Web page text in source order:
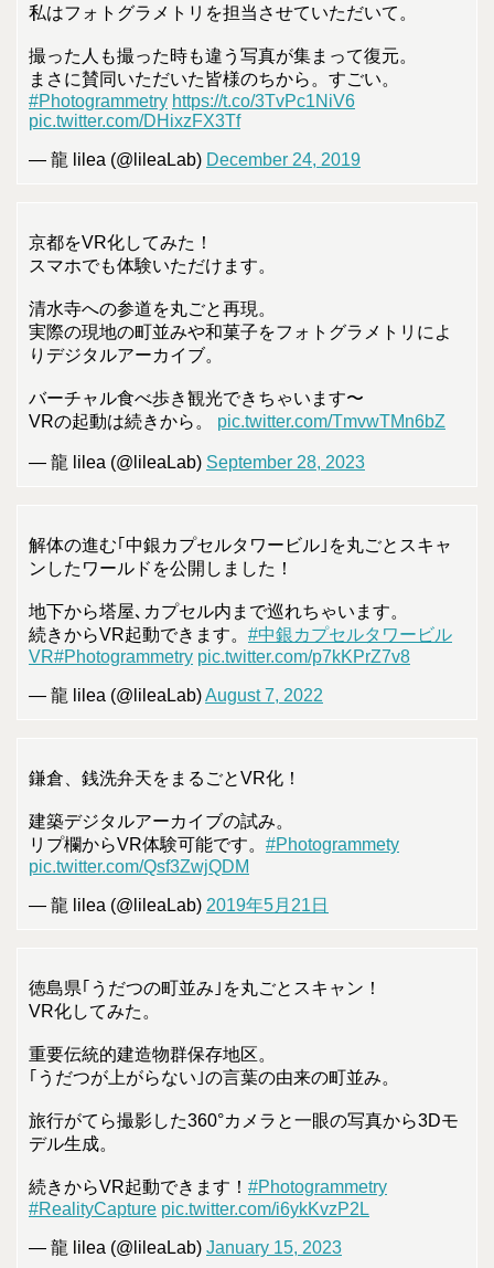
私はフォトグラメトリを担当させていただいて。
撮った人も撮った時も違う写真が集まって復元。
まさに賛同いただいた皆様のちから。すごい。
#Photogrammetry https://t.co/3TvPc1NiV6
pic.twitter.com/DHixzFX3Tf
— 龍 lilea (@lileaLab) December 24, 2019
京都をVR化してみた！
スマホでも体験いただけます。
清水寺への参道を丸ごと再現。
実際の現地の町並みや和菓子をフォトグラメトリによ
りデジタルアーカイブ。
バーチャル食べ歩き観光できちゃいます〜
VRの起動は続きから。 pic.twitter.com/TmvwTMn6bZ
— 龍 lilea (@lileaLab) September 28, 2023
解体の進む｢中銀カプセルタワービル｣を丸ごとスキャ
ンしたワールドを公開しました！
地下から塔屋､カプセル内まで巡れちゃいます。
続きからVR起動できます。 #中銀カプセルタワービル
VR#Photogrammetry pic.twitter.com/p7kKPrZ7v8
— 龍 lilea (@lileaLab)August 7, 2022
鎌倉、銭洗弁天をまるごとVR化！
建築デジタルアーカイブの試み。
リプ欄からVR体験可能です。 #Photogrammety
pic.twitter.com/Qsf3ZwjQDM
— 龍 lilea (@lileaLab) 2019年5月21日
徳島県｢うだつの町並み｣を丸ごとスキャン！
VR化してみた。
重要伝統的建造物群保存地区。
｢うだつが上がらない｣の言葉の由来の町並み。
旅行がてら撮影した360°カメラと一眼の写真から3Dモ
デル生成。
続きからVR起動できます！ #Photogrammetry
#RealityCapture pic.twitter.com/i6ykKvzP2L
— 龍 lilea (@lileaLab) January 15, 2023